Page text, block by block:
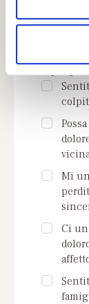
Se non
Mi
Ci